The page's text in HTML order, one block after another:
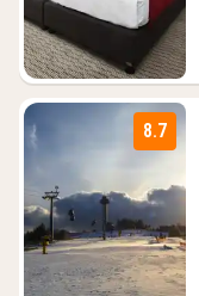
8.7